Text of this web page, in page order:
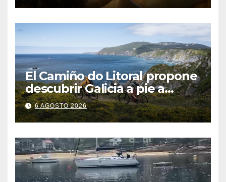
El Camiño do Litoral propone
descubrir Galicia a pie a
través de más de 1.300
kilómetros
6 AGOSTO 2026